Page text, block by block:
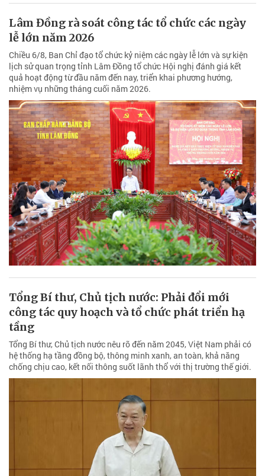
Lâm Đồng rà soát công tác tổ chức các ngày
lễ lớn năm 2026
Chiều 6/8, Ban Chỉ đạo tổ chức kỷ niệm các ngày lễ lớn và sự kiện
lịch sử quan trọng tỉnh Lâm Đồng tổ chức Hội nghị đánh giá kết
quả hoạt động từ đầu năm đến nay, triển khai phương hướng,
nhiệm vụ những tháng cuối năm 2026.
Tổng Bí thư, Chủ tịch nước: Phải đổi mới
công tác quy hoạch và tổ chức phát triển hạ
tầng
Tổng Bí thư, Chủ tịch nước nêu rõ đến năm 2045, Việt Nam phải có
hệ thống hạ tầng đồng bộ, thông minh xanh, an toàn, khả năng
chống chịu cao, kết nối thông suốt lãnh thổ với thị trường thế giới.